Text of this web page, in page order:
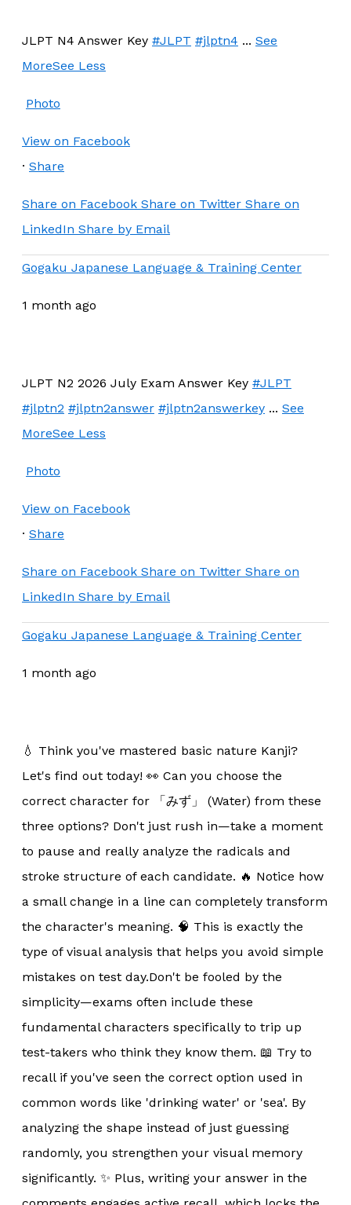
JLPT N4 Answer Key #JLPT #jlptn4 ... See
MoreSee Less
Photo
View on Facebook
· Share
Share on Facebook Share on Twitter Share on
LinkedIn Share by Email
Gogaku Japanese Language & Training Center
1 month ago
JLPT N2 2026 July Exam Answer Key #JLPT
#jlptn2 #jlptn2answer #jlptn2answerkey ... See
MoreSee Less
Photo
View on Facebook
· Share
Share on Facebook Share on Twitter Share on
LinkedIn Share by Email
Gogaku Japanese Language & Training Center
1 month ago
💧 Think you've mastered basic nature Kanji?
Let's find out today! 👀 Can you choose the
correct character for 「みず」 (Water) from these
three options? Don't just rush in—take a moment
to pause and really analyze the radicals and
stroke structure of each candidate. 🔥 Notice how
a small change in a line can completely transform
the character's meaning. 🧠 This is exactly the
type of visual analysis that helps you avoid simple
mistakes on test day.Don't be fooled by the
simplicity—exams often include these
fundamental characters specifically to trip up
test-takers who think they know them. 📖 Try to
recall if you've seen the correct option used in
common words like 'drinking water' or 'sea'. By
analyzing the shape instead of just guessing
randomly, you strengthen your visual memory
significantly. ✨ Plus, writing your answer in the